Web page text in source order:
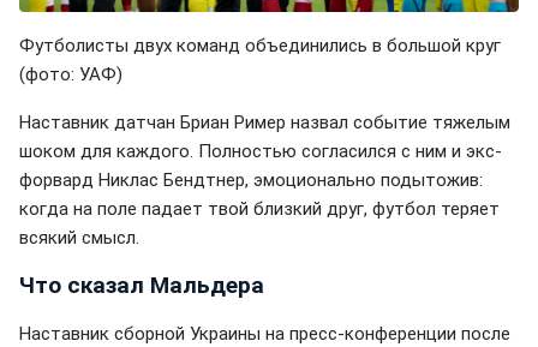
Футболисты двух команд объединились в большой круг
(фото: УАФ)
Наставник датчан Бриан Ример назвал событие тяжелым
шоком для каждого. Полностью согласился с ним и экс-
форвард Никлас Бендтнер, эмоционально подытожив:
когда на поле падает твой близкий друг, футбол теряет
всякий смысл.
Что сказал Мальдера
Наставник сборной Украины на пресс-конференции после